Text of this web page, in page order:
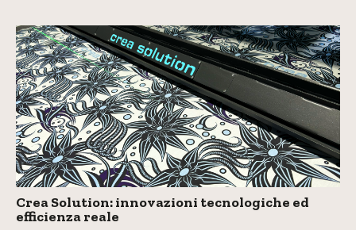
Crea Solution: innovazioni tecnologiche ed
efficienza reale